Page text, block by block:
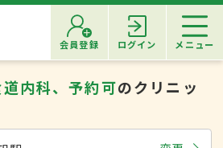
会員登録 ログイン メニュー
内科、予約可のクリニッ